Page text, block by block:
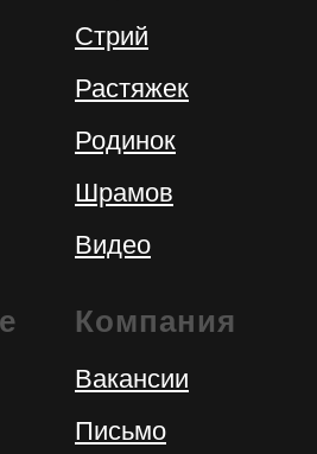
Стрий
Растяжек
Родинок
Шрамов
Видео
Компания
Вакансии
Письмо